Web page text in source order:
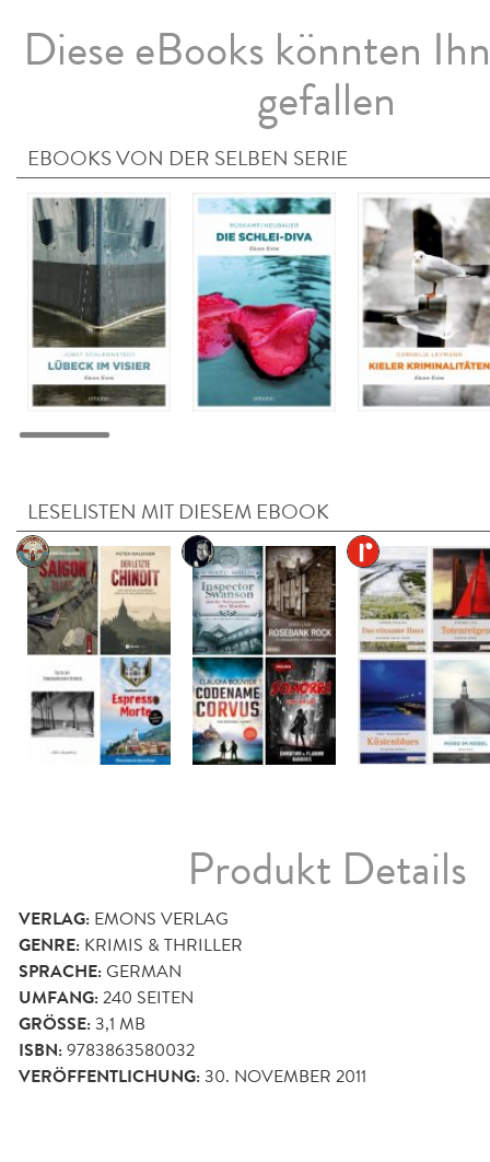
Diese eBooks könnten
gefallen
EBOOKS VON DER SELBEN SERIE
LESELISTEN MIT DIESEM EBOOK
Produkt Details
VERLAG: EMONS VERLAG
GENRE: KRIMIS & THRILLER
SPRACHE:GERMAN
UMFANG:240 SEITEN
GRÖSSE: 3,1 MB
ISBN:9783863580032
VERÖFFENTLICHUNG:30. NOVEMBER 2011